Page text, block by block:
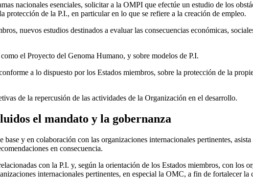
nacionales esenciales, solicitar a la OMPI que efectúe un estudio de los
de la P.I., en particular en lo que se refiere a la creación de empleo.
nuevos estudios destinados a evaluar las consecuencias económicas,
el Proyecto del Genoma Humano, y sobre modelos de P.I.
a lo dispuesto por los Estados miembros, sobre la protección de la
de la repercusión de las actividades de la Organización en el desarrollo.
el mandato y la gobernanza
y en colaboración con las organizaciones internacionales pertinentes,
en consecuencia.
con la P.I. y, según la orientación de los Estados miembros, con los
internacionales pertinentes, en especial la OMC, a fin de fortalecer la